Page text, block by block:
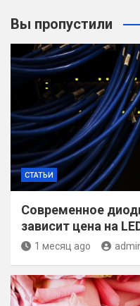
Вы пропустили
СТАТЬИ
Современное
зависит цена на
1 месяц ago